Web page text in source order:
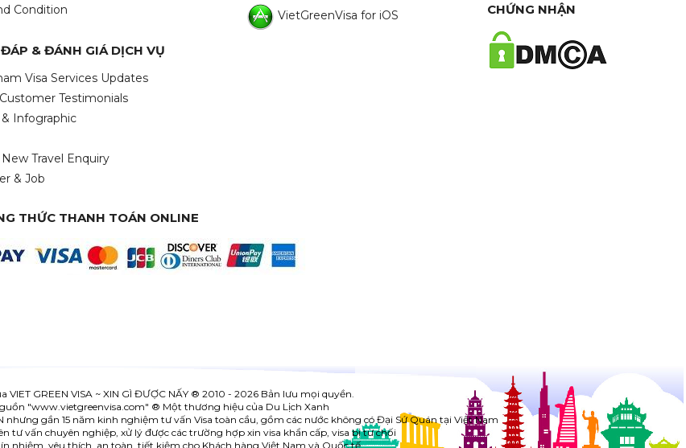
Condition
& ĐÁNH GIÁ DỊCH VỤ
Visa Services Updates
Testimonials
& Infographic
Travel Enquiry
& Job
VietGreenVisa for iOS
THỨC THANH TOÁN ONLINE
CHỨNG NHẬN
VIET GREEN VISA ~ XIN GÌ ĐƯỢC NẤY ® 2010 - 2026 Bản lưu mọi quyền.
"www. vietgreenvisa.com" ® Một thương hiệu của Du Lịch Xanh
nhưng gần 15 năm kinh nghiệm tư vấn Visa toàn cầu, gồm các nước không có Đại Sứ Quán tại Việt Nam
tư vấn chuyên nghiệp, xử lý được các trường hợp xin visa khẩn cấp, visa bị từ chối
nhiệm, yêu thích, an toàn, tiết kiệm cho Khách hàng Việt Nam và Quốc tế.